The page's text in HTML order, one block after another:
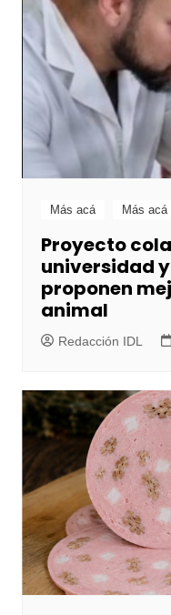
Más acá Más acá
Proyecto
universidad
proponen
animal
Redacción IDL